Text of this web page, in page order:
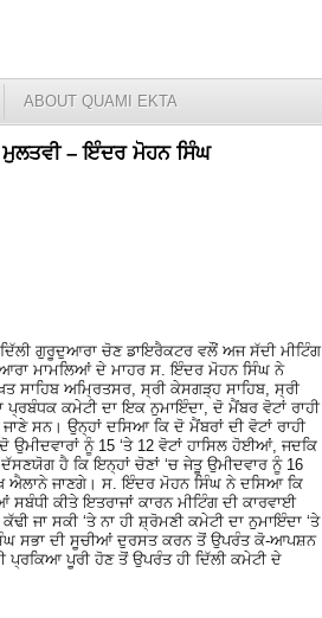
ABOUT QUAMI EKTA
– ਇੰਦਰ ਮੋਹਨ ਸਿੰਘ
ਗੁਰੂਦੁਆਰਾ ਚੋਣ ਡਾਇਰੈਕਟਰ ਵਲੌਂ ਅਜ ਸੱਦੀ ਮੀਟਿੰਗ
ਮਾਮਲਿਆਂ ਦੇ ਮਾਹਰ ਸ. ਇੰਦਰ ਮੋਹਨ ਸਿੰਘ ਨੇ
ਸਾਹਿਬ ਅਮ੍ਰਿਤਸਰ, ਸ੍ਰੀ ਕੇਸਗੜ੍ਹ ਸਾਹਿਬ, ਸ੍ਰੀ
ਪ੍ਰਬੰਧਕ ਕਮੇਟੀ ਦਾ ਇਕ ਨੁਮਾਇੰਦਾ, ਦੋ ਮੈਂਬਰ ਵੋਟਾਂ ਰਾਹੀ
ਸਨ। ਉਨ੍ਹਾਂ ਦਸਿਆ ਕਿ ਦੋ ਮੈਂਬਰਾਂ ਦੀ ਵੋਟਾਂ ਰਾਹੀ
ਨੂੰ 15 ‘ਤੇ 12 ਵੋਟਾਂ ਹਾਸਿਲ ਹੋਈਆਂ, ਜਦਕਿ
ਹੈ ਕਿ ਇਨ੍ਹਾਂ ਚੋਣਾਂ ‘ਚ ਜੇਤੂ ਉਮੀਦਵਾਰ ਨੂੰ 16
ਐਲਾਨੇ ਜਾਣਗੇ। ਸ. ਇੰਦਰ ਮੋਹਨ ਸਿੰਘ ਨੇ ਦਸਿਆ ਕਿ
ਕੀਤੇ ਇਤਰਾਜਾਂ ਕਾਰਨ ਮੀਟਿੰਗ ਦੀ ਕਾਰਵਾਈ
ਜਾ ਸਕੀ ‘ਤੇ ਨਾ ਹੀ ਸ਼੍ਰੋਮਣੀ ਕਮੇਟੀ ਦਾ ਨੁਮਾਇੰਦਾ ‘ਤੇ
ਸਭਾ ਦੀ ਸੂਚੀਆਂ ਦੁਰਸਤ ਕਰਨ ਤੋਂ ਉਪਰੰਤ ਕੋ-ਆਪਸ਼ਨ
ਪ੍ਰਕਿਆ ਪੂਰੀ ਹੋਣ ਤੋਂ ਉਪਰੰਤ ਹੀ ਦਿੱਲੀ ਕਮੇਟੀ ਦੇ